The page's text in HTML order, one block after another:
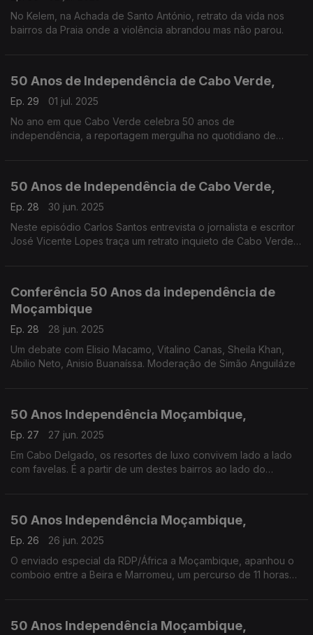
No Kelem, na Achada de Santo António, retrato da vida nos
bairros da Praia onde a violência abrandou mas não parou.
50 Anos de Independência de Cabo Verde,
Ep. 29
01 jul. 2025
No ano em que Cabo Verde celebra 50 anos de
independência, a reportagem mergulha no quotidiano de
50 Anos de Independência de Cabo Verde,
Ep. 28
30 jun. 2025
Neste episódio Carlos Santos entrevista o jornalista e escritor
José Vicente Lopes traça um retrato inquieto de Cabo Verde,
Conferência 50 Anos da independência de
Moçambique
Ep. 28
28 jun. 2025
Um debate com Elisio Macamo, Vitalino Canas, Sheila Khan,
Abilio Neto, Anisio Buanaíssa. Moderação de Simão Anguiláze
50 Anos Independência Moçambique,
Ep. 27
27 jun. 2025
Em Cabo Delgado, os resortes de luxo convivem lado a lado
com favelas. É a partir de um destes bairros ao lado do
50 Anos Independência Moçambique,
Ep. 26
26 jun. 2025
O enviado especial da RDP/África a Moçambique, apanhou o
comboio entre a Beira e Marromeu, um percurso de 11 horas
50 Anos Independência Moçambique,